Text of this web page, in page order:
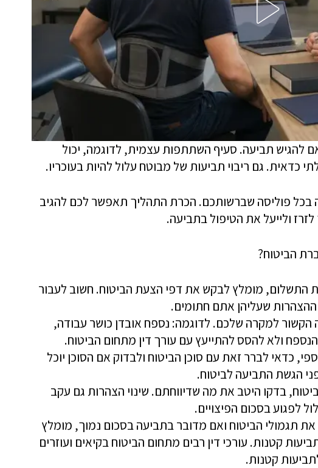
להגיש תביעה. סעיף השתתפות עצמית, לדוגמה, יכול
כדאית. גם ריבוי תביעות של מבוטח עלול להיות בעוכריו.
בכל פוליסה שברשותכם. הכרת התהליך תאפשר לכם להגיב
ולייעל את הטיפול בתביעה.
הביטוח?
התשלום, מומלץ לבקש את דפי הצעת הביטוח. חשוב לעבור
שעליהן אתם חתומים.
למקרה שלכם. לדוגמה: נספח אובדן כושר עבודה,
ולא להסס להתייעץ עם עורך דין מתחום הביטוח.
כדאי לברר זאת עם סוכן הביטוח ולבדוק אם הסוכן יוכל
הגשת התביעה לביטוח.
בדקו היטב את מה שדיווחתם. שינוי הצהרות גם עקב
לפגוע בסכום הפיצויים.
תגמולי הביטוח ואם מדובר בתביעה בסכום נמוך, מומלץ
קטנות. עורכי דין רבים מתחום הביטוח בקיאים ועוזרים
קטנות.